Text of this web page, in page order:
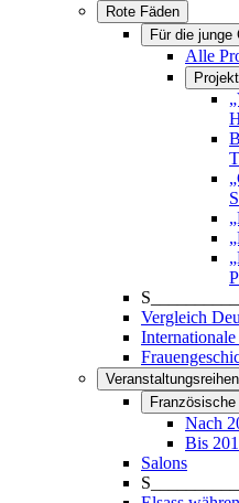
Rote Fäden
Für die junge
Alle
Vergleich
Veranstaltungsreihen
Nach
Bis
Salons